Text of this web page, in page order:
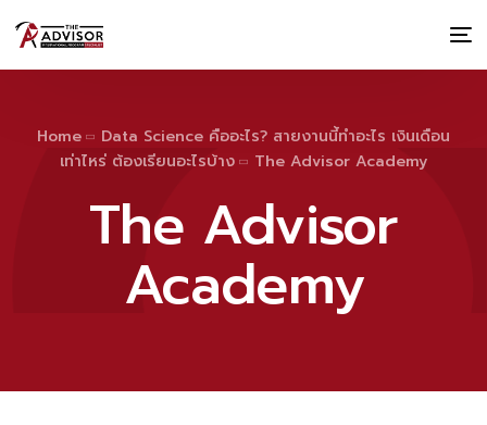
Home
Data Science คืออะไร? สายงานนี้ทำอะไร เงินเดือน
เท่าไหร่ ต้องเรียนอะไรบ้าง
The Advisor Academy
The Advisor
Academy